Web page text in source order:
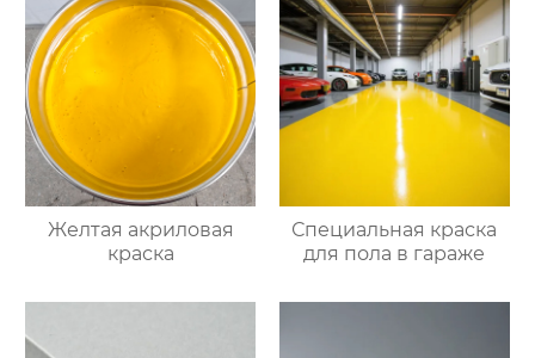
Желтая акриловая
краска
Специальная краска
для пола в гараже